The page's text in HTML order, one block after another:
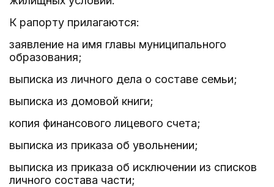
К рапорту прилагаются:
заявление на имя главы муниципального
образования;
выписка из личного дела о составе семьи;
выписка из домовой книги;
копия финансового лицевого счета;
выписка из приказа об увольнении;
выписка из приказа об исключении из списков
личного состава части;